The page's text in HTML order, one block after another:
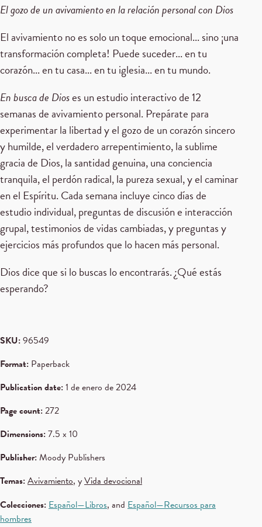
El gozo de un avivamiento en la relación personal con Dios
El avivamiento no es solo un toque emocional... sino ¡una
transformación completa! Puede suceder... en tu
corazón... en tu casa... en tu iglesia... en tu mundo.
En busca de Dioses un estudio interactivo de 12
semanas de avivamiento personal. Prepárate para
experimentar la libertad y el gozo de un corazón sincero
y humilde, el verdadero arrepentimiento, la sublime
gracia de Dios, la santidad genuina, una conciencia
tranquila, el perdón radical, la pureza sexual, y el caminar
en el Espíritu. Cada semana incluye cinco días de
estudio individual, preguntas de discusión e interacción
grupal, testimonios de vidas cambiadas, y preguntas y
ejercicios más profundos que lo hacen más personal.
Dios dice que si lo buscas lo encontrarás. ¿Qué estás
esperando?
SKU:96549
Format: Paperback
Publication date:1 de enero de 2024
Page count:272
Dimensions:7.5 x 10
Publisher:Moody Publishers
Temas:Avivamiento, yVida devocional
Colecciones:Español—Libros, and Español—Recursos para
hombres